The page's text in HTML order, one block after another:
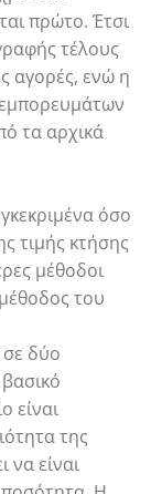
πρώτο. Έτσι
τέλους
αγορές, ενώ η
τα αρχικά
όσο
τιμής κτήσης
μέθοδοι
του
δύο
είναι
της
να είναι